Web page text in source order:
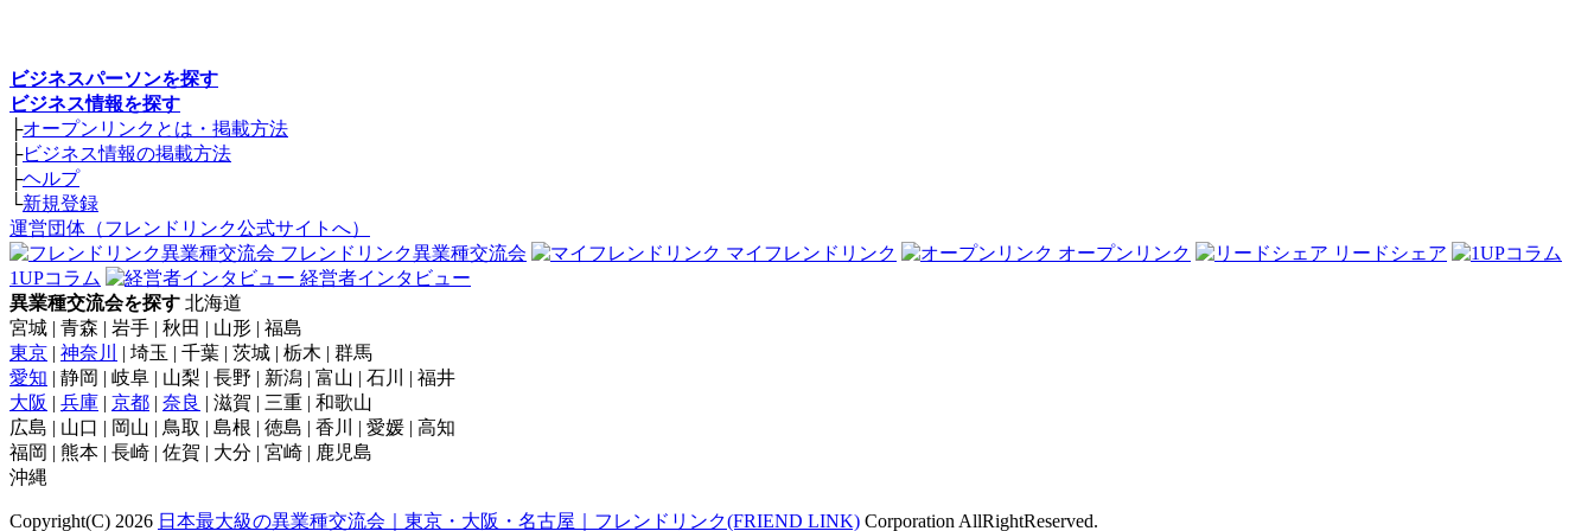
ビジネスパーソンを探す
ビジネス情報を探す
├オープンリンクとは・掲載方法
├ビジネス情報の掲載方法
├ヘルプ
└新規登録
運営団体（フレンドリンク公式サイトへ）
フレンドリンク異業種交流会
マイフレンドリンク オープンリンク
リードシェア
1UPコラム
経営者インタビュー
異業種交流会を探す 北海道
宮城 | 青森 | 岩手 | 秋田 | 山形 | 福島
東京 | 神奈川
| 埼玉 | 千葉 | 茨城 | 栃木 | 群馬
愛知 | 静岡 | 岐阜 | 山梨 | 長野 | 新潟 | 富山 | 石川 | 福井
大阪 | 兵庫 | 京都 | 奈良 | 滋賀 | 三重 | 和歌山
広島 | 山口 | 岡山 | 鳥取 | 島根 | 徳島 | 香川 | 愛媛 | 高知
福岡 | 熊本 | 長崎 | 佐賀 | 大分 | 宮崎 | 鹿児島
沖縄
Copyright(C) 2026 日本最大級の異業種交流会｜東京・大阪・名古屋｜フレンドリンク(FRIEND LINK) Corporation AllRightReserved.